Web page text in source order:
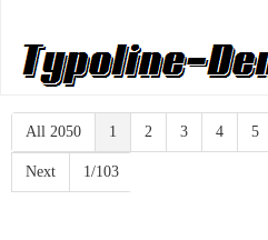
All 2050 1 2 3 4 5
Next 1/103